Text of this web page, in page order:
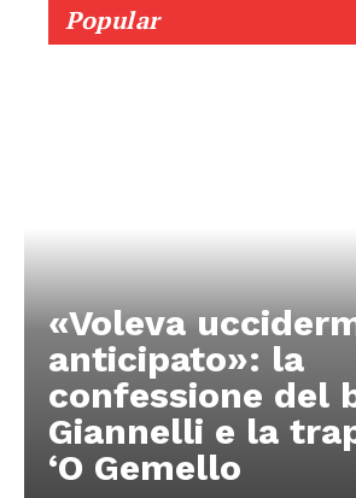
Popular
«Voleva
anticipato»: la
confessione del
Giannelli e la
‘O Gemello